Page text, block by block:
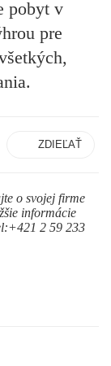
pobyt v
pre
ZDIEĽAŤ
o svojej firme
informácie
2 59 233